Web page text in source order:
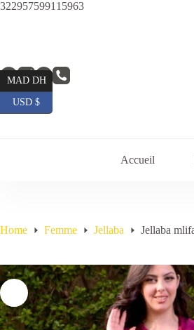
322957599115963Skip
Accueil
Home Femme Jellaba Jellaba
MAD DH
USD $